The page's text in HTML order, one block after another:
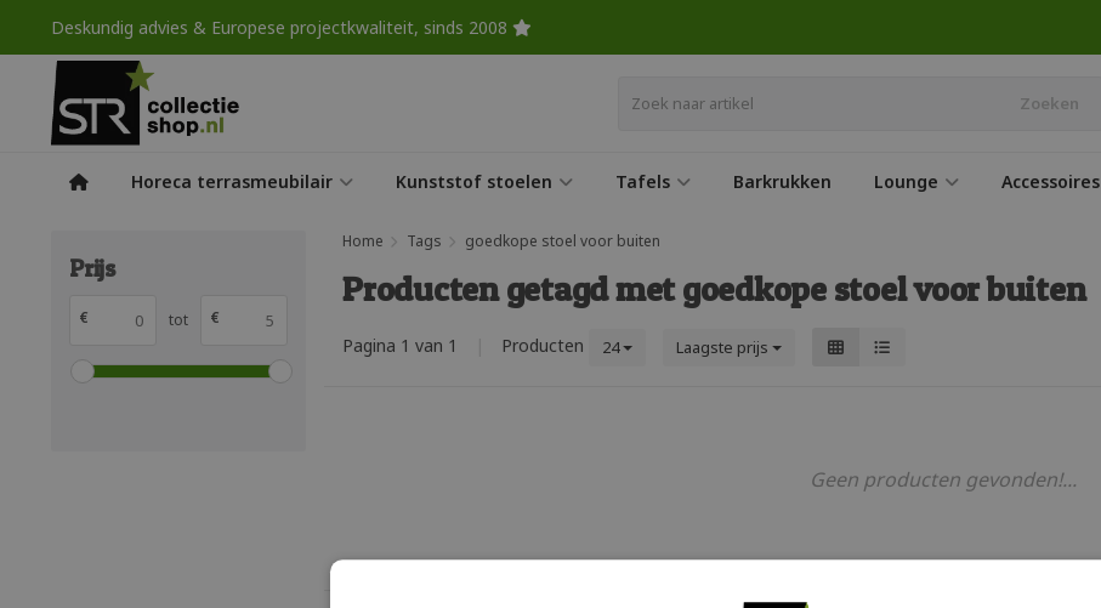
Deskundig advies & Europese projectkwaliteit, sinds 2008
Zoeken
Horeca terrasmeubilair Kunststof stoelen Tafels Barkrukken Lounge Accessoires
Prijs
€ tot €
Home Tags goedkope stoel voor buiten
Producten getagd met goedkope stoel voor buiten
Pagina 1 van 1 Producten 24 Laagste prijs
Geen producten gevonden!...